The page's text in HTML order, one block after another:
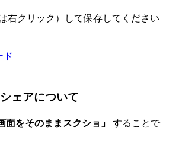
右クリック）して保存してください
ド
ェアについて
面をそのままスクショ」 することで